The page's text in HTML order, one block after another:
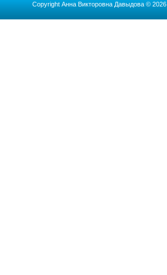
Copyright Анна Викторовна Давыдова © 2026